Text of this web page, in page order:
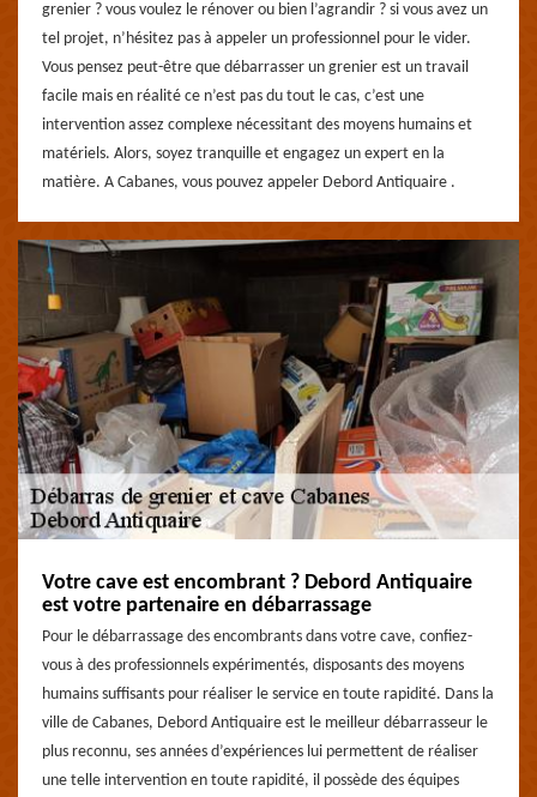
grenier ? vous voulez le rénover ou bien l’agrandir ? si vous avez un
tel projet, n’hésitez pas à appeler un professionnel pour le vider.
Vous pensez peut-être que débarrasser un grenier est un travail
facile mais en réalité ce n’est pas du tout le cas, c’est une
intervention assez complexe nécessitant des moyens humains et
matériels. Alors, soyez tranquille et engagez un expert en la
matière. A Cabanes, vous pouvez appeler Debord Antiquaire .
Votre cave est encombrant ? Debord Antiquaire
est votre partenaire en débarrassage
Pour le débarrassage des encombrants dans votre cave, confiez-
vous à des professionnels expérimentés, disposants des moyens
humains suffisants pour réaliser le service en toute rapidité. Dans la
ville de Cabanes, Debord Antiquaire est le meilleur débarrasseur le
plus reconnu, ses années d’expériences lui permettent de réaliser
une telle intervention en toute rapidité, il possède des équipes